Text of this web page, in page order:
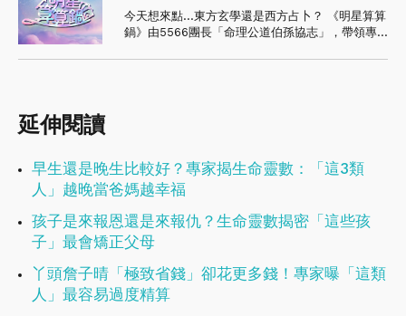
今天想來點...東方玄學還是西方占卜？ 《明星算算
鍋》由5566團長「命理公道伯孫協志」，帶領專
就知道！ 東森超視33頻道 《明星算算鍋》週一至
延伸閱讀
早生還是晚生比較好？專家揭生命靈數：「這3類
人」越晚當爸媽越幸福
孩子是來報恩還是來報仇？生命靈數揭密「這些孩
子」最會矯正父母
丫頭詹子晴「極致省錢」卻花更多錢！專家曝「這類
人」最容易過度精算